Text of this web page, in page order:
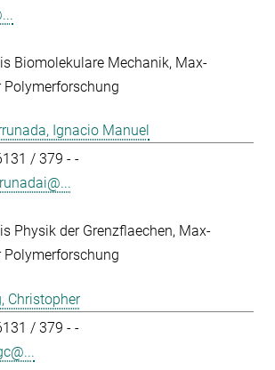
Biomolekulare Mechanik Max-
Ignacio Manuel
/ 379 - -
Physik der Grenzflaechen Max-
Christopher
/ 379 - -